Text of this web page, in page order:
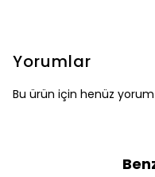
Yorumlar
Bu ürün için henüz yorum